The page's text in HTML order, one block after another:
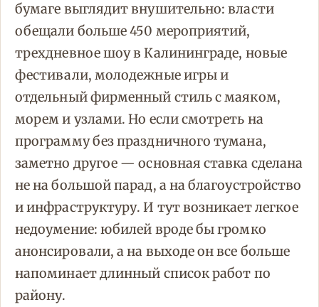
бумаге выглядит внушительно: власти
обещали больше 450 мероприятий,
трехдневное шоу в Калининграде, новые
фестивали, молодежные игры и
отдельный фирменный стиль с маяком,
морем и узлами. Но если смотреть на
программу без праздничного тумана,
заметно другое — основная ставка сделана
не на большой парад, а на благоустройство
и инфраструктуру. И тут возникает легкое
недоумение: юбилей вроде бы громко
анонсировали, а на выходе он все больше
напоминает длинный список работ по
району.